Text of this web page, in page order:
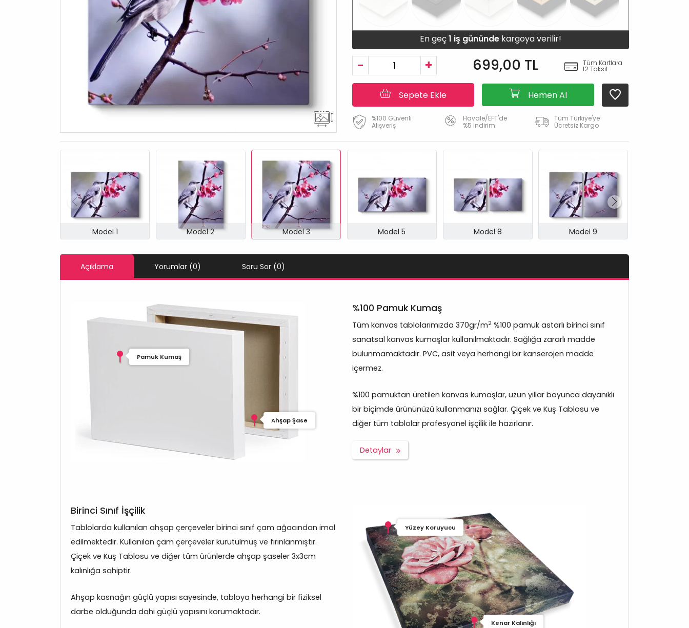
En geç1 iş gününde kargoya verilir!
- + 699,00 TL Tüm Kartlara
12 Taksit
Sepete Ekle Hemen Al
%100 Güvenli
Alışveriş
Havale/EFT'de
%5 İndirim
Tüm Türkiye'ye
Ücretsiz Kargo
Model 1 Model 2 Model 3 Model 5 Model 8 Model 9
Açıklama Yorumlar (0) Soru Sor (0)
Pamuk Kumaş
Ahşap Şase
%100 Pamuk Kumaş
Tüm kanvas tablolarımızda 370gr/m2 %100 pamuk astarlı birinci sınıf
sanatsal kanvas kumaşlar kullanılmaktadır. Sağlığa zararlı madde
bulunmamaktadır. PVC, asit veya herhangi bir kanserojen madde
içermez.
%100 pamuktan üretilen kanvas kumaşlar, uzun yıllar boyunca dayanıklı
bir biçimde ürününüzü kullanmanızı sağlar. Çiçek ve Kuş Tablosu ve
diğer tüm tablolar profesyonel işçilik ile hazırlanır.
Detaylar
Birinci Sınıf İşçilik
Tablolarda kullanılan ahşap çerçeveler birinci sınıf çam ağacından imal
edilmektedir. Kullanılan çam çerçeveler kurutulmuş ve fırınlanmıştır.
Çiçek ve Kuş Tablosu ve diğer tüm ürünlerde ahşap şaseler 3x3cm
kalınlığa sahiptir.
Ahşap kasnağın güçlü yapısı sayesinde, tabloya herhangi bir fiziksel
darbe olduğunda dahi güçlü yapısını korumaktadır.
Yüzey Koruyucu
Kenar Kalınlığı